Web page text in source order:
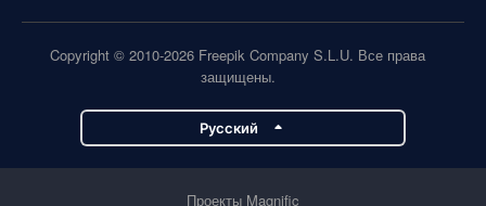
Copyright © 2010-2026 Freepik Company S.L.U. Все права
защищены.
Pусский
Проекты Magnific